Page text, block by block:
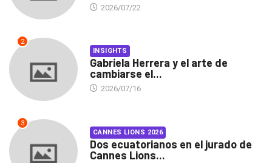
2026/07/22
2
INSIGHTS
Gabriela Herrera y el arte de
cambiarse el...
2026/07/16
3
CANNES LIONS 2026
Dos ecuatorianos en el jurado de
Cannes Lions...